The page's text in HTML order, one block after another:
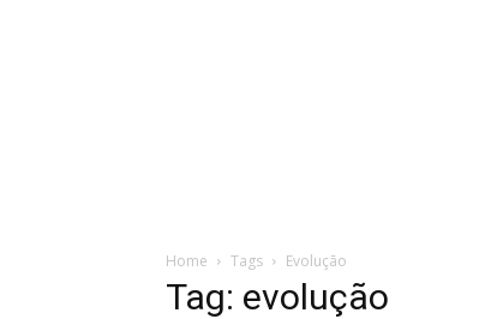
Home Tags Evolução
Tag: evolução